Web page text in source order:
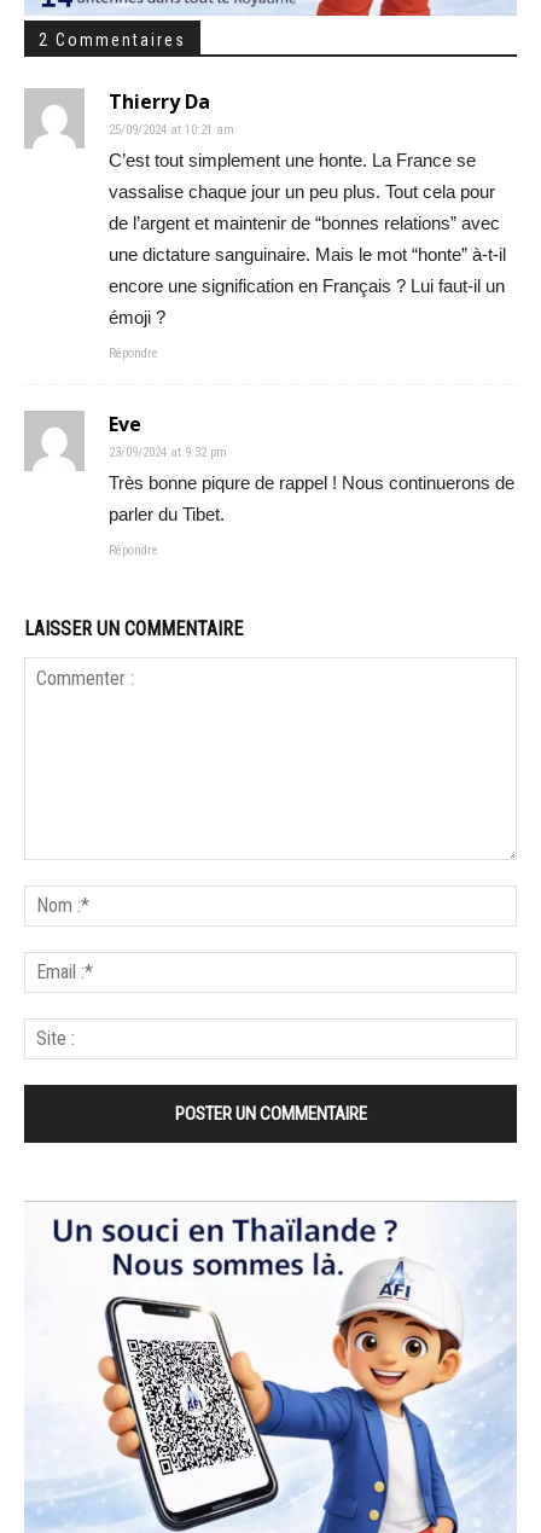
2 Commentaires
Thierry Da
25/09/2024 at 10:21 am
C’est tout simplement une honte. La France se
vassalise chaque jour un peu plus. Tout cela pour
de l’argent et maintenir de “bonnes relations” avec
une dictature sanguinaire. Mais le mot “honte” à-t-il
encore une signification en Français ? Lui faut-il un
émoji ?
Répondre
Eve
23/09/2024 at 9:32 pm
Très bonne piqure de rappel ! Nous continuerons de
parler du Tibet.
Répondre
LAISSER UN COMMENTAIRE